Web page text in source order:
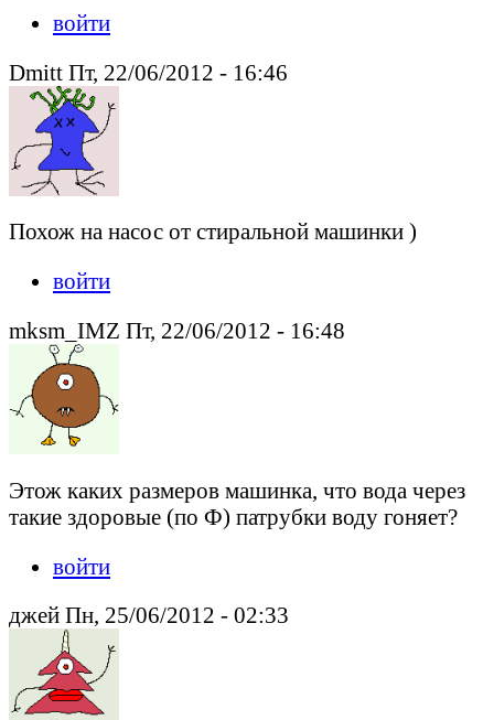
войти
Dmitt Пт, 22/06/2012 - 16:46
Похож на насос от стиральной машинки )
войти
mksm_IMZ Пт, 22/06/2012 - 16:48
Этож каких размеров машинка, что вода через
такие здоровые (по Ф) патрубки воду гоняет?
войти
джей Пн, 25/06/2012 - 02:33